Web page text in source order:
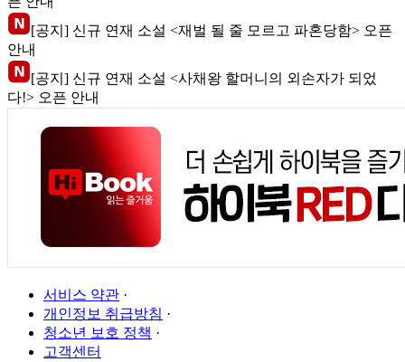
[공지] 신규 연재 소설 <재벌 될 줄 모르고 파혼당함> 오픈
안내
[공지] 신규 연재 소설 <사채왕 할머니의 외손자가 되었
다!> 오픈 안내
서비스 약관 ·
개인정보 취급방침 ·
청소년 보호 정책 ·
고객센터